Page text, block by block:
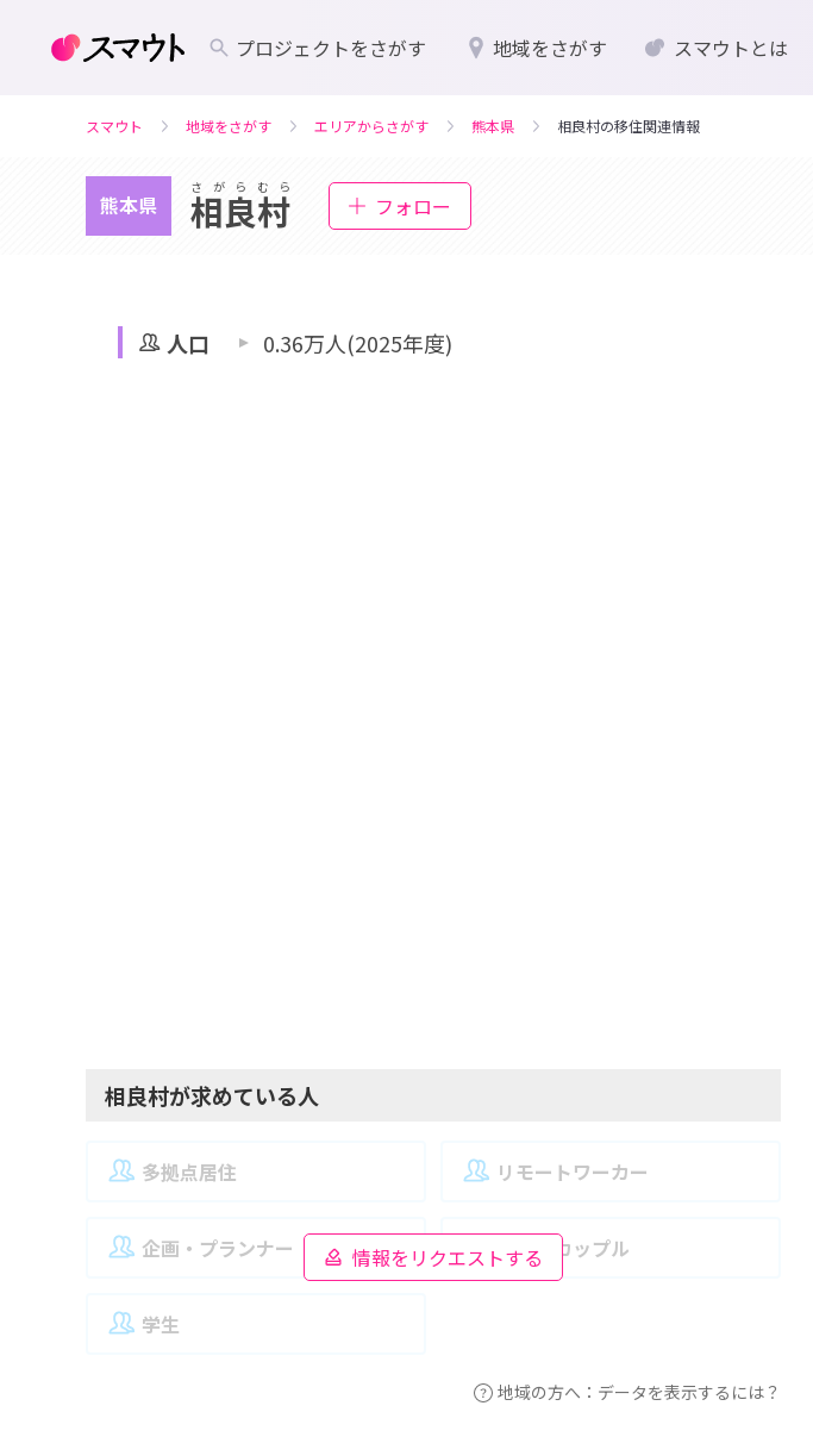
プロジェクトをさがす 地域をさがす スマウトとは
スマウト 地域をさがす エリアからさがす 熊本県 相良村の移住関連情報
熊本県
さがらむら
相良村 フォロー
人口 0.36万人(2025年度)
相良村が求めている人
情報をリクエストする
多拠点居住 リモートワーカー
企画・プランナー 夫婦・カップル
学生
地域の方へ：データを表示するには？